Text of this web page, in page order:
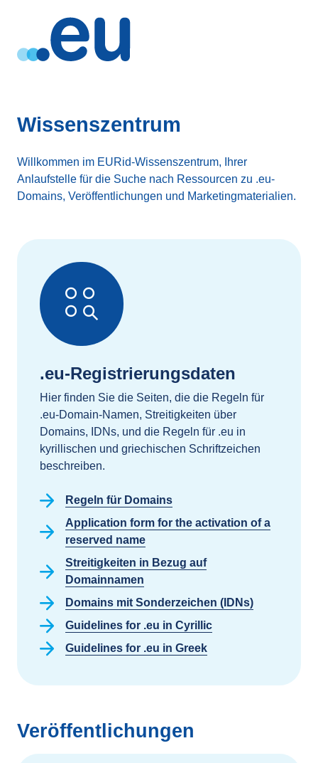
Wissenszentrum
Willkommen im EURid-Wissenszentrum, Ihrer
Anlaufstelle für die Suche nach Ressourcen zu .eu-
Domains, Veröffentlichungen und Marketingmaterialien.
.eu-Registrierungsdaten
Hier finden Sie die Seiten, die die Regeln für
.eu-Domain-Namen, Streitigkeiten über
Domains, IDNs, und die Regeln für .eu in
kyrillischen und griechischen Schriftzeichen
beschreiben.
Regeln für Domains
Application form for the activation of a
reserved name
Streitigkeiten in Bezug auf
Domainnamen
Domains mit Sonderzeichen (IDNs)
Guidelines for .eu in Cyrillic
Guidelines for .eu in Greek
Veröffentlichungen